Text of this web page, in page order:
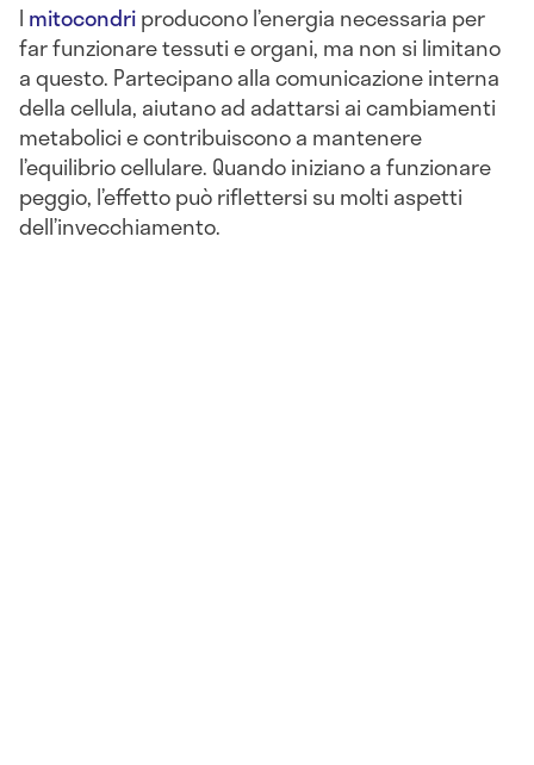
I mitocondriproducono l’energia necessaria per
far funzionare tessuti e organi, ma non si limitano
a questo. Partecipano alla comunicazione interna
della cellula, aiutano ad adattarsi ai cambiamenti
metabolici e contribuiscono a mantenere
l’equilibrio cellulare. Quando iniziano a funzionare
peggio, l’effetto può riflettersi su molti aspetti
dell’invecchiamento.